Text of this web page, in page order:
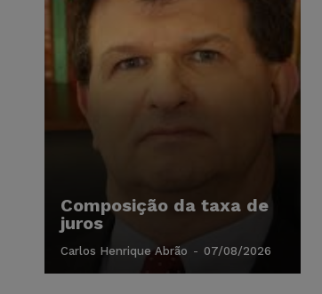
Composição da taxa de
juros
Carlos Henrique Abrão - 07/08/2026